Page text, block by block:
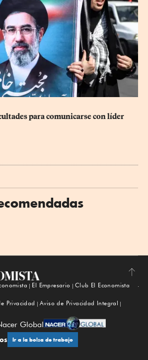
para comunicarse con líder
Subir
El Empresario
Club El Economista
Privacidad
Aviso de Privacidad Integral
Global
Ir a la bolsa de trabajo